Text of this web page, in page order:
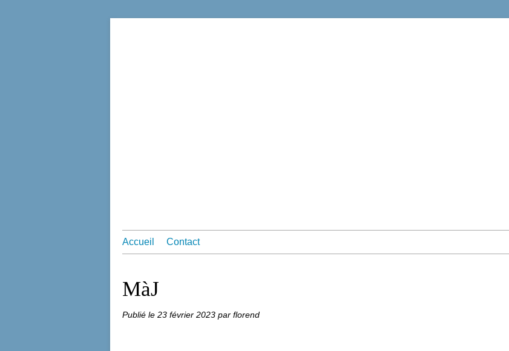
Accueil Contact
MàJ
Publié le 23 février 2023 par florend